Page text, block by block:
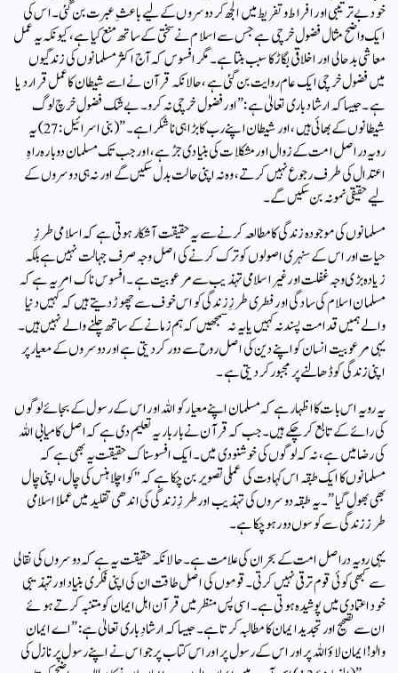
خود بے ترتیبی اور افراط و تفریط میں الجھ کر دوسروں کے لیے باعثِ عبرت بن گئی۔ اس کی
ایک واضح مثال فضول خرچی ہے جس سے اسلام نے سختی کے ساتھ منع کیا ہے، کیونکہ یہ عمل
معاشی بدحالی اور اخلاقی بگاڑ کا سبب بنتا ہے۔ مگر افسوس کہ آج اکثر مسلمانوں کی زندگیوں
میں فضول خرچی ایک عام روایت بن گئی ہے، حالانکہ قرآن نے اسے شیطان کا عمل قرار دیا
ہے۔ جیسا کہ ارشاد باری تعالیٰ ہے:”اور فضول خرچی نہ کرو۔ بے شک فضول خرچ لوگ
شیطانوں کے بھائی ہیں، اور شیطان اپنے رب کا بڑا ہی ناشکرا ہے۔”( بنی اسرائیل:27) یہ
رویہ دراصل امت کے زوال اور مشکلات کی بنیادی جڑ ہے، اور جب تک مسلمان دوبارہ راہِ
اعتدال کی طرف رجوع نہیں کرتے، وہ نہ اپنی حالت بدل سکیں گے اور نہ ہی دوسروں کے
لیے حقیقی نمونہ بن سکیں گے۔
مسلمانوں کی موجودہ زندگی کا مطالعہ کرنے سے یہ حقیقت آشکار ہوتی ہے کہ اسلامی طرزِ
حیات اور اس کے سنہری اصولوں کو ترک کرنے کی اصل وجہ صرف جہالت نہیں ہے بلکہ
زیادہ بڑی وجہ غفلت اور غیر اسلامی تہذیب سے مرعوبیت ہے۔ افسوس ناک امر یہ ہے کہ
مسلمان اسلام کی سادگی اور فطری طرزِ زندگی کو اس خوف سے چھوڑ دیتے ہیں کہ کہیں دنیا
والے ہمیں قدامت پسند نہ کہیں یا یہ نہ سمجھیں کہ ہم زمانے کے ساتھ چلنے والے نہیں ہیں۔
یہی مرعوبیت انسان کو اپنے دین کی اصل روح سے دور کر دیتی ہے اور دوسروں کے معیار پر
اپنی زندگی کو ڈھالنے پر مجبور کر دیتی ہے۔
یہ رویہ اس بات کا اظہار ہے کہ مسلمان اپنے معیار کو اللہ اور اس کے رسول کے بجائے لوگوں
کی رائے کے تابع کر چکے ہیں۔ جب کہ قرآن نے بار بار یہ تعلیم دی ہے کہ اصل کامیابی اللہ
کی رضا میں ہے، نہ کہ لوگوں کی خوشنودی میں۔ایک افسوسناک حقیقت یہ بھی ہے کہ
مسلمانوں کا ایک طبقہ اس کہاوت کی عملی تصویر بن چکا ہے کہ "کوا چلا ہنس کی چال، اپنی چال
بھی بھول گیا”۔ یہ طبقہ دوسروں کی تہذیب اور طرزِ زندگی کی اندھی تقلید میں عملا اسلامی
طرز زندگی سے کوسوں دور ہوچکا ہے۔
یہی رویہ دراصل امت کے بحران کی علامت ہے۔ حالانکہ حقیقت یہ ہے کہ دوسروں کی نقالی
سے کبھی کوئی قوم ترقی نہیں کرتی۔ قوموں کی اصل طاقت ان کی اپنی فکری بنیاد اور تہذیبی
خود اعتمادی میں پوشیدہ ہوتی ہے۔اسی پس منظر میں قرآن اہل ایمان کو متنبہ کرتے ہوئے
ان سے تصحیح اور تجدید ایمان کا مطالبہ کرتا ہے۔ جیسا کہ ارشادِ باری تعالیٰ ہے:”اے ایمان
والو! ایمان لاؤ اللہ پر اور اس کے رسول پر اور اس کتاب پر جو اس نے اپنے رسول پر نازل کی